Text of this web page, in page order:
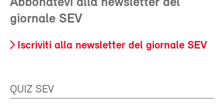
Abbonatevi alla newsletter del
giornale SEV
Iscriviti alla newsletter del giornale SEV
QUIZ SEV